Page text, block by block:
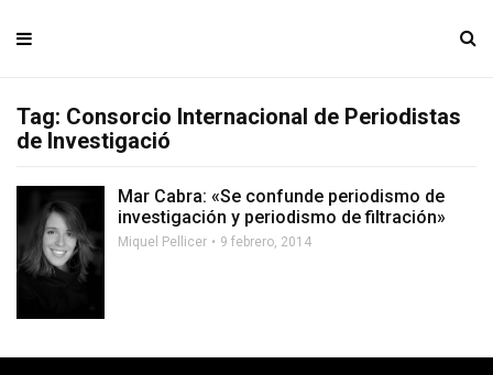
Tag: Consorcio Internacional de Periodistas
de Investigació
Mar Cabra: «Se confunde periodismo de
investigación y periodismo de filtración»
Miquel Pellicer 9 febrero, 2014